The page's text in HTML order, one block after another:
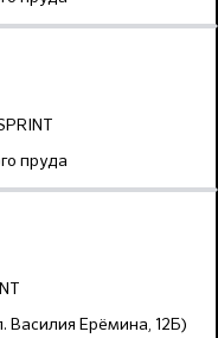
пруда
Василия Ерёмина, 12Б)